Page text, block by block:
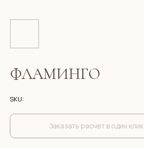
ФЛАМИНГО
SKU:
Заказать расчет в один клик